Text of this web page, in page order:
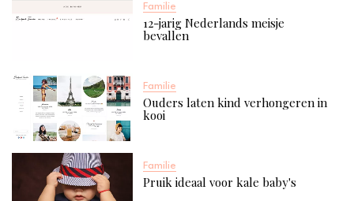
Familie
12-jarig Nederlands meisje
bevallen
Familie
Ouders laten kind verhongeren in
kooi
Familie
Pruik ideaal voor kale baby's